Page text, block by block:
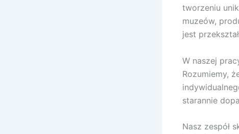
tworzeniu
muzeów,
jest
W naszej
Rozumiemy,
starannie
Nasz zespół